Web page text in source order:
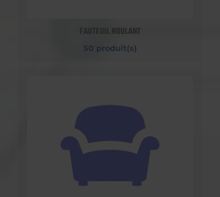
FAUTEUIL ROULANT
50 produit(s)